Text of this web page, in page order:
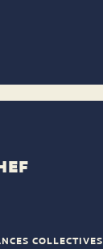
COLLECTIVES